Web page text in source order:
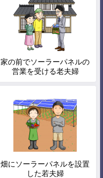
家の前でソーラーパネルの
営業を受ける老夫婦
畑にソーラーパネルを設置
した若夫婦